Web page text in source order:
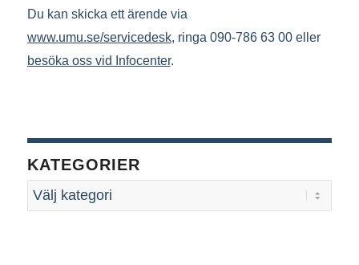
Du kan skicka ett ärende via
www.umu.se/servicedesk, ringa 090-786 63 00 eller
besöka oss vid Infocenter.
KATEGORIER